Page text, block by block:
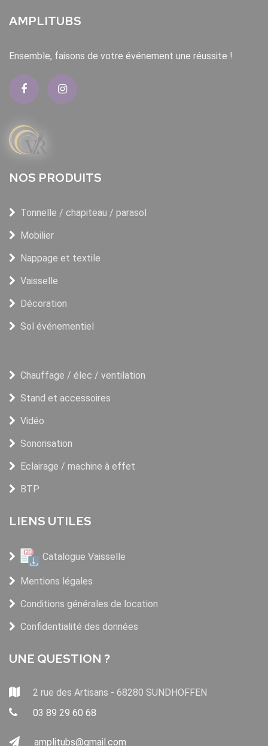
AMPLITUBS
Ensemble, faisons de votre événement une réussite !
NOS PRODUITS
Tonnelle / chapiteau / parasol
Mobilier
Nappage et textile
Vaisselle
Décoration
Sol événementiel
Chauffage / élec / ventilation
Stand et accessoires
Vidéo
Sonorisation
Eclairage / machine à effet
BTP
LIENS UTILES
Catalogue Vaisselle
Mentions légales
Conditions générales de location
Confidentialité des données
UNE QUESTION ?
2 rue des Artisans - 68280 SUNDHOFFEN
03 89 29 60 68
amplitubs@gmail.com